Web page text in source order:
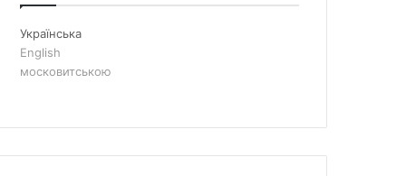
Українська
English
московитською